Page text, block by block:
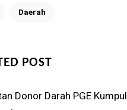
Daerah
POST
Donor Darah PGE